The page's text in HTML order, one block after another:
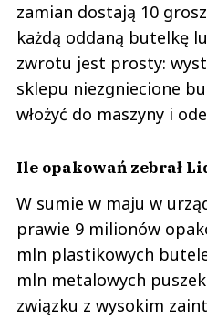
zamian dostają 10
każdą oddaną butelkę
zwrotu jest prosty:
sklepu niezgniecione
włożyć do maszyny i
Ile opakowań zebrał
W sumie w maju w
prawie 9 milionów
mln plastikowych
mln metalowych
związku z wysokim